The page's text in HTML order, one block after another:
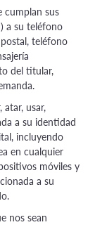
cumplan sus
a su teléfono
teléfono
del titular,
atar, usar,
a su identidad
incluyendo
en cualquier
móviles y
a su
nos sean